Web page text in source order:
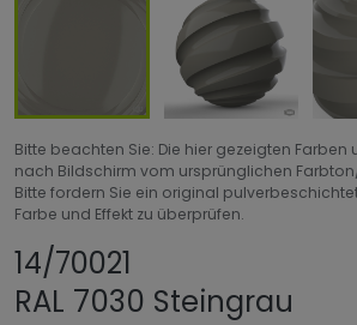
Bitte beachten Sie: Die hier gezeigten Farben
nach Bildschirm vom ursprünglichen
Bitte fordern Sie ein original
Farbe und Effekt zu überprüfen.
14/70021
RAL 7030 Steingrau